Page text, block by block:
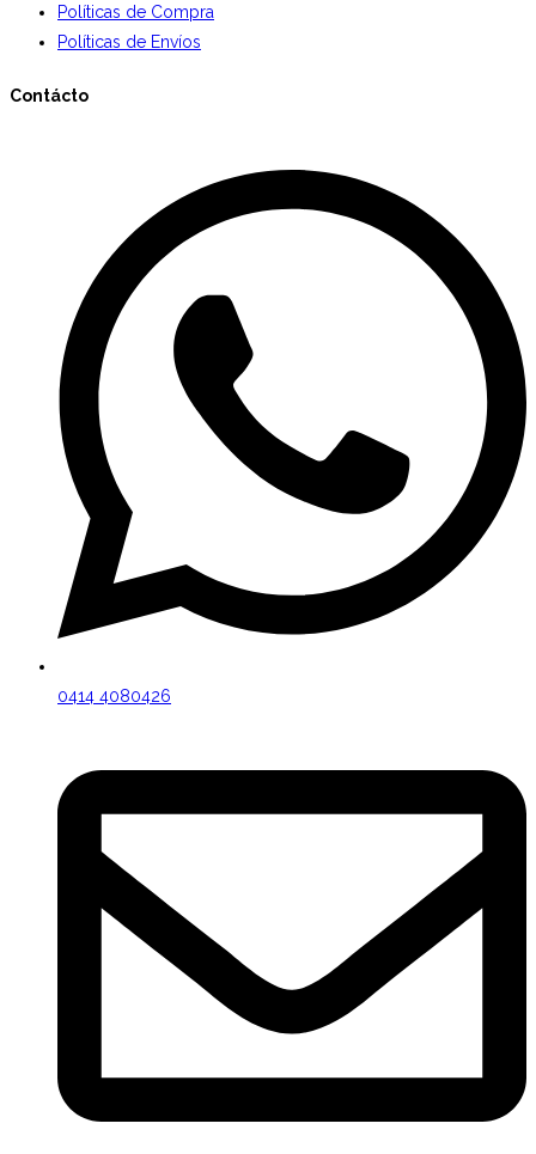
Políticas de Compra
Políticas de Envíos
Contácto
0414 4080426